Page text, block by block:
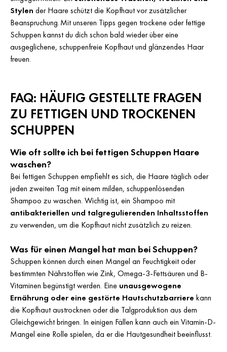
Stylen der Haare schützt die Kopfhaut vor zusätzlicher
Beanspruchung. Mit unseren Tipps gegen trockene oder fettige
Schuppen kannst du dich schon bald wieder über eine
ausgeglichene, schuppenfreie Kopfhaut und glänzendes Haar
freuen.
FAQ: HÄUFIG GESTELLTE FRAGEN
ZU FETTIGEN UND TROCKENEN
SCHUPPEN
Wie oft sollte ich bei fettigen Schuppen Haare
waschen?
Bei fettigen Schuppen empfiehlt es sich, die Haare täglich oder
jeden zweiten Tag mit einem milden, schuppenlösenden
Shampoo zu waschen. Wichtig ist, ein Shampoo mit
antibakteriellen und talgregulierenden Inhaltsstoffen
zu verwenden, um die Kopfhaut nicht zusätzlich zu reizen.
Was für einen Mangel hat man bei Schuppen?
Schuppen können durch einen Mangel an Feuchtigkeit oder
bestimmten Nährstoffen wie Zink, Omega-3-Fettsäuren und B-
Vitaminen begünstigt werden. Eine unausgewogene
Ernährung oder eine gestörte Hautschutzbarriere kann
die Kopfhaut austrocknen oder die Talgproduktion aus dem
Gleichgewicht bringen. In einigen Fällen kann auch ein Vitamin-D-
Mangel eine Rolle spielen, da er die Hautgesundheit beeinflusst.